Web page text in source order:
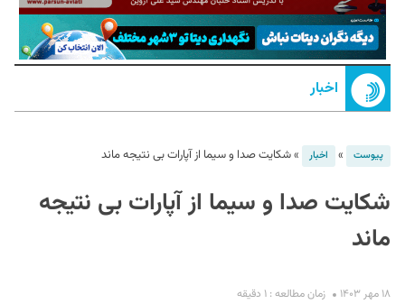
اخبار
پیوست » اخبار »شکایت صدا و سیما از آپارات بی نتیجه ماند
شکایت صدا و سیما از آپارات بی نتیجه
ماند
۱۸ مهر ۱۴۰۳ زمان مطالعه : ۱ دقیقه